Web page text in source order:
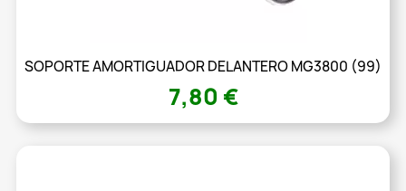
SOPORTE AMORTIGUADOR DELANTERO MG3800 (99)
7,80 €